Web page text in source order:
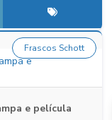
e película
Frascos Schott